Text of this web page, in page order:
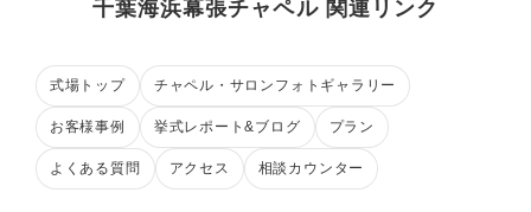
千葉海浜幕張チャペル 関連リンク
式場トップ チャペル・サロンフォトギャラリー
お客様事例 挙式レポート&ブログ プラン
よくある質問 アクセス 相談カウンター